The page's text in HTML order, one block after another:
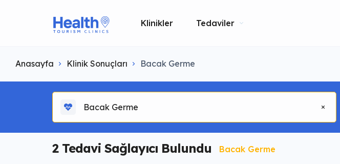
Klinikler Tedaviler
Anasayfa Klinik Sonuçları Bacak Germe
Bacak Germe
2 Tedavi Sağlayıcı Bulundu Bacak Germe